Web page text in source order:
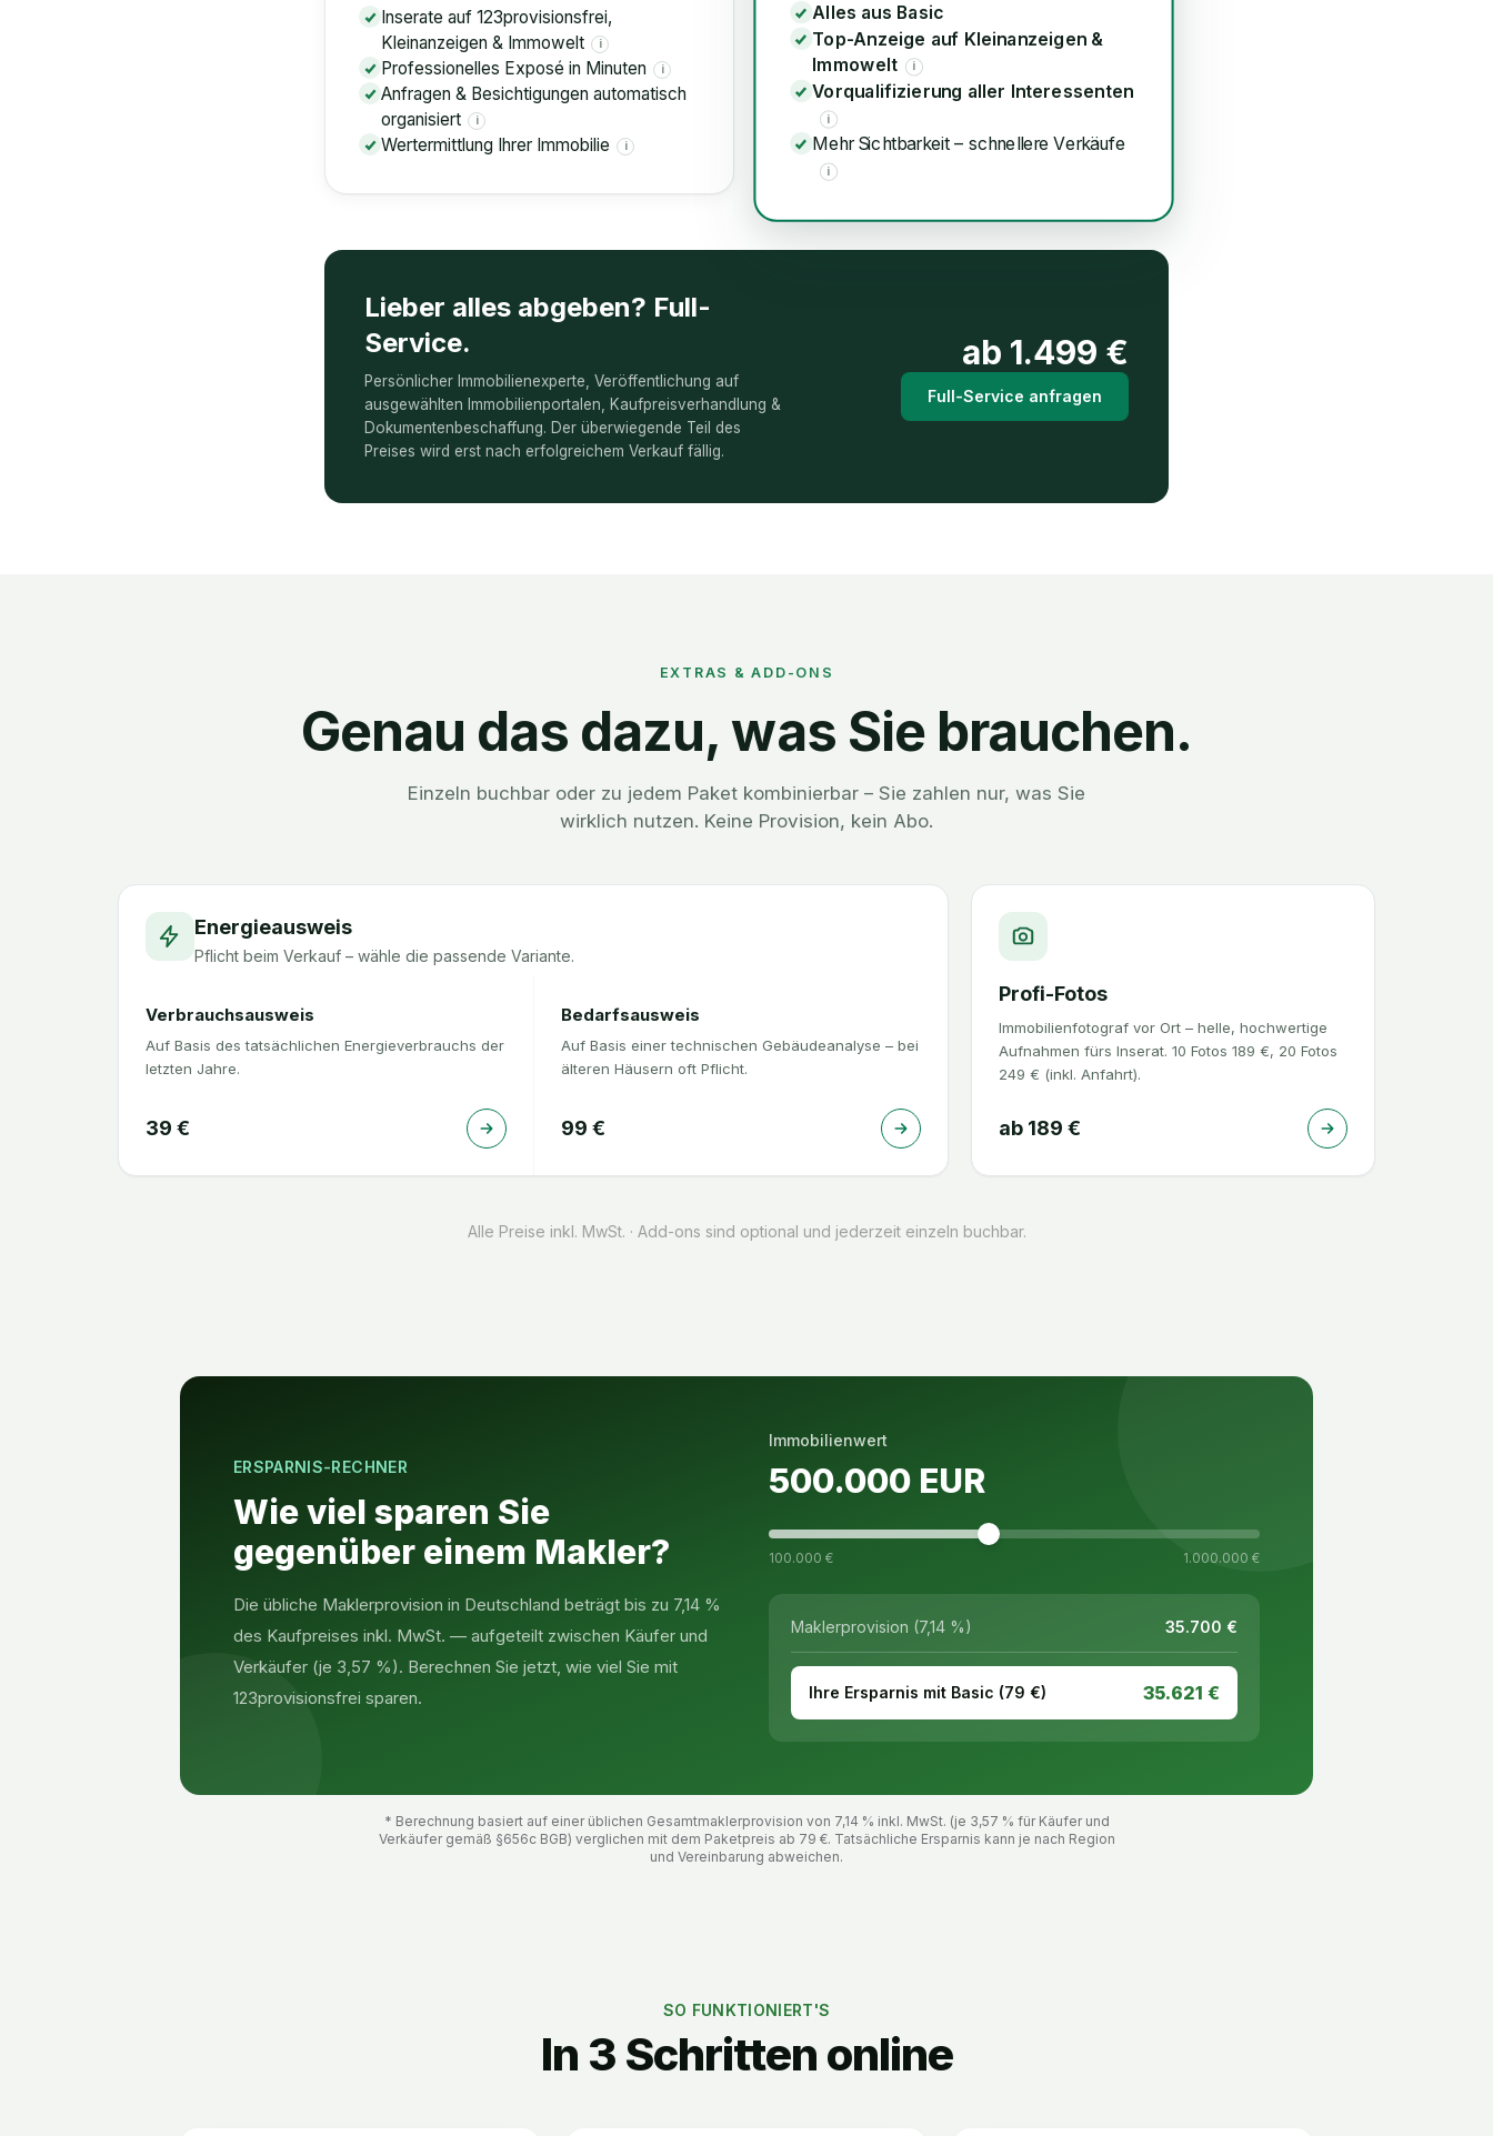
Inserate auf 123provisionsfrei,
Kleinanzeigen & Immowelt
i
Professionelles Exposé in Minuten i
Anfragen & Besichtigungen automatisch
organisiert
i
Wertermittlung Ihrer Immobilie i
Alles aus Basic
Top-Anzeige auf Kleinanzeigen &
Immowelt
i
Vorqualifizierung aller Interessenten
i
Mehr Sichtbarkeit – schnellere Verkäufe
i
Lieber alles abgeben? Full-
Service.
Persönlicher Immobilienexperte, Veröffentlichung auf
ausgewählten Immobilienportalen, Kaufpreisverhandlung &
Dokumentenbeschaffung. Der überwiegende Teil des
Preises wird erst nach erfolgreichem Verkauf fällig.
ab 1.499 €
Full-Service anfragen
EXTRAS & ADD-ONS
Genau das dazu, was Sie brauchen.
Einzeln buchbar oder zu jedem Paket kombinierbar – Sie zahlen nur, was Sie
wirklich nutzen. Keine Provision, kein Abo.
Energieausweis
Pflicht beim Verkauf – wähle die passende Variante.
Verbrauchsausweis
Auf Basis des tatsächlichen Energieverbrauchs der
letzten Jahre.
39 €
Bedarfsausweis
Auf Basis einer technischen Gebäudeanalyse – bei
älteren Häusern oft Pflicht.
99 €
Profi-Fotos
Immobilienfotograf vor Ort – helle, hochwertige
Aufnahmen fürs Inserat. 10 Fotos 189 €, 20 Fotos
249 € (inkl. Anfahrt).
ab 189 €
Alle Preise inkl. MwSt. · Add-ons sind optional und jederzeit einzeln buchbar.
ERSPARNIS-RECHNER
Wie viel sparen Sie
gegenüber einem Makler?
Die übliche Maklerprovision in Deutschland beträgt bis zu 7,14 %
des Kaufpreises inkl. MwSt. — aufgeteilt zwischen Käufer und
Verkäufer (je 3,57 %). Berechnen Sie jetzt, wie viel Sie mit
123provisionsfrei sparen.
Immobilienwert
500.000 EUR
100.000 € 1.000.000 €
Maklerprovision (7,14 %) 35.700 €
Ihre Ersparnis mit Basic (79 €) 35.621 €
* Berechnung basiert auf einer üblichen Gesamtmaklerprovision von 7,14 % inkl. MwSt. (je 3,57 % für Käufer und
Verkäufer gemäß §656c BGB) verglichen mit dem Paketpreis ab 79 €. Tatsächliche Ersparnis kann je nach Region
und Vereinbarung abweichen.
SO FUNKTIONIERT'S
In 3 Schritten online